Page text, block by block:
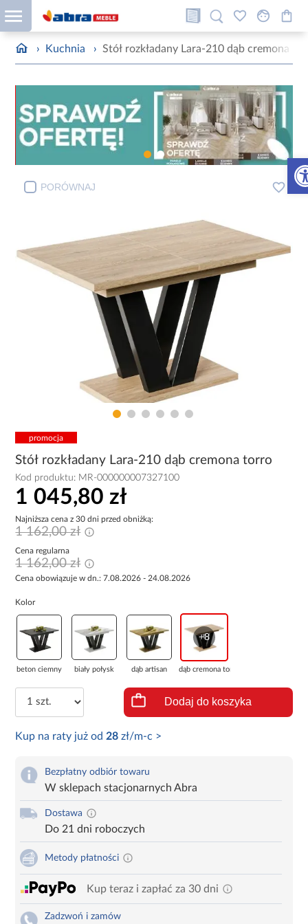
› Kuchnia › Stół rozkładany Lara-210 dąb cremona
PORÓWNAJ
promocja
Stół rozkładany Lara-210 dąb cremona torro
Kod produktu: MR-000000007327100
1 045,80 zł
Najniższa cena z 30 dni przed obniżką:
1 162,00 zł
Cena regularna
1 162,00 zł
Cena obowiązuje w dn.: 7.08.2026 - 24.08.2026
Kolor
beton ciemny biały połysk dąb artisan
+8
dąb cremona tor...
Dodaj do koszyka
Kup na raty już od 28 zł/m-c >
Bezpłatny odbiór towaru
W sklepach stacjonarnych Abra
Dostawa
Do 21 dni roboczych
Metody płatności
Kup teraz i zapłać za 30 dni
Zadzwoń i zamów